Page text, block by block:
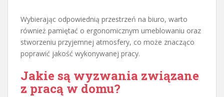
Wybierając odpowiednią przestrzeń na biuro, warto
również pamiętać o ergonomicznym umeblowaniu oraz
stworzeniu przyjemnej atmosfery, co może znacząco
poprawić jakość wykonywanej pracy.
Jakie są wyzwania związane
z pracą w domu?